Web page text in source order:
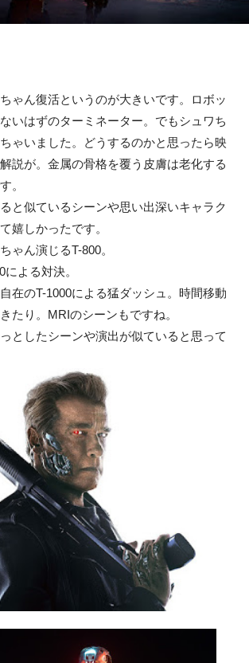
ゃん復活というのが大きいです。ロボッ
いはずのターミネーター。でもシュワち
ゃいました。どうするのかと思ったら映
説が。金属の骨格を覆う皮膚は老化する
。
と似ているシーンや思い出深いキャラク
嬉しかったです。
ゃん演じるT-800。
よる対決。
在のT-1000による猛ダッシュ。時間移動
たり。MRIのシーンもですね。
としたシーンや演出が似ていると思って